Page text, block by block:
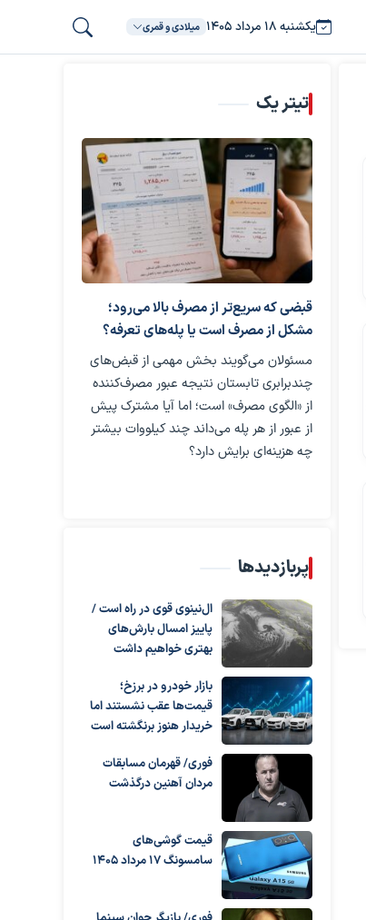
یکشنبه ۱۸ مرداد ۱۴۰۵ میلادی و قمری
تیتر یک
قبضی که سریع‌تر از مصرف بالا می‌رود؛
مشکل از مصرف است یا پله‌های تعرفه؟
مسئولان می‌گویند بخش مهمی از قبض‌های
چندبرابری تابستان نتیجه عبور مصرف‌کننده
از «الگوی مصرف» است؛ اما آیا مشترک پیش
از عبور از هر پله می‌داند چند کیلووات بیشتر
چه هزینه‌ای برایش دارد؟
پربازدیدها
ال‌نینوی قوی در راه است /
پاییز امسال بارش‌های
بهتری خواهیم داشت
بازار خودرو در برزخ؛
قیمت‌ها عقب نشستند اما
خریدار هنوز برنگشته است
فوری/ قهرمان مسابقات
مردان آهنین درگذشت
قیمت گوشی‌های
سامسونگ 17 مرداد 1405